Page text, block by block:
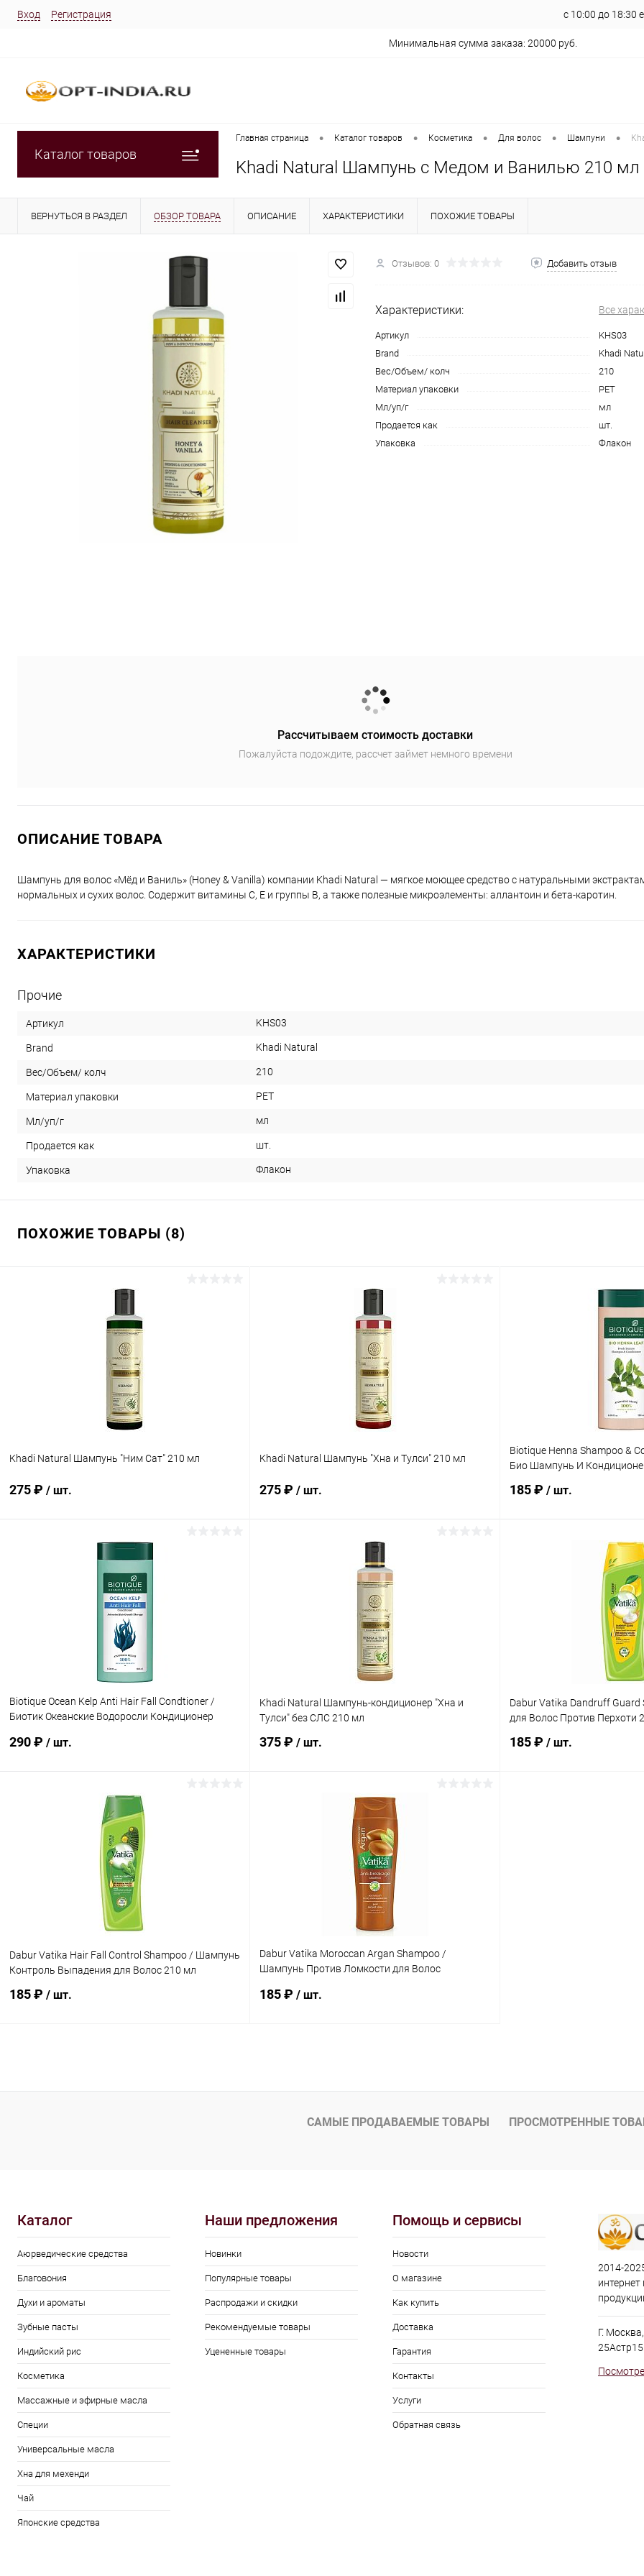
Вход Регистрация с 10:00 до 18:30
Минимальная сумма заказа: 20000 руб.
Каталог товаров
Главная страница • Каталог товаров • Косметика • Для волос • Шампуни •
Khadi Natural Шампунь с Медом и Ванилью 210 мл
ВЕРНУТЬСЯ В РАЗДЕЛ ОБЗОР ТОВАРА ОПИСАНИЕ ХАРАКТЕРИСТИКИ ПОХОЖИЕ ТОВАРЫ
Отзывов: 0 Добавить отзыв
Характеристики: Все
Артикул
KHS03
Brand
Khadi
Вес/Объем/ колч
210
Материал упаковки
PET
Мл/уп/г
мл
Продается как
шт.
Упаковка
Флакон
Рассчитываем стоимость доставки
Пожалуйста подождите, рассчет займет немного времени
ОПИСАНИЕ ТОВАРА
Шампунь для волос «Мёд и Ваниль» (Honey & Vanilla) компании Khadi Natural — мягкое моющее средство с натуральными
нормальных и сухих волос. Содержит витамины С, Е и группы В, а также полезные микроэлементы: аллантоин и бета-каротин.
ХАРАКТЕРИСТИКИ
Прочие
Артикул KHS03
Brand Khadi Natural
Вес/Объем/ колч 210
Материал упаковки PET
Мл/уп/г мл
Продается как шт.
Упаковка Флакон
ПОХОЖИЕ ТОВАРЫ (8)
Khadi Natural Шампунь "Ним Сат" 210 мл
275 ₽ / шт.
В корзину
Khadi Natural Шампунь "Хна и Тулси" 210 мл
275 ₽ / шт.
В корзину
Biotique Henna Shampoo &
Био Шампунь И
185 ₽ / шт.
В
Biotique Ocean Kelp Anti Hair Fall Condtioner /
Биотик Океанские Водоросли Кондиционер
290 ₽ / шт.
В корзину
Khadi Natural Шампунь-кондиционер "Хна и
Тулси" без СЛС 210 мл
375 ₽ / шт.
В корзину
Dabur Vatika Dandruff
для Волос Против Перхоти
185 ₽ / шт.
Dabur Vatika Hair Fall Control Shampoo / Шампунь
Контроль Выпадения для Волос 210 мл
185 ₽ / шт.
Купить в 1 клик Сравнение
Dabur Vatika Moroccan Argan Shampoo /
Шампунь Против Ломкости для Волос
185 ₽ / шт.
Купить в 1 клик Сравнение
В избранное Под заказ
САМЫЕ ПРОДАВАЕМЫЕ ТОВАРЫ ПРОСМОТРЕННЫЕ
Каталог
Аюрведические средства
Благовония
Духи и ароматы
Зубные пасты
Индийский рис
Косметика
Массажные и эфирные масла
Специи
Универсальные масла
Хна для мехенди
Чай
Японские средства
Наши предложения
Новинки
Популярные товары
Распродажи и скидки
Рекомендуемые товары
Уцененные товары
Помощь и сервисы
Новости
О магазине
Как купить
Доставка
Гарантия
Контакты
Услуги
Обратная связь
2014-
Г.
25Астр15